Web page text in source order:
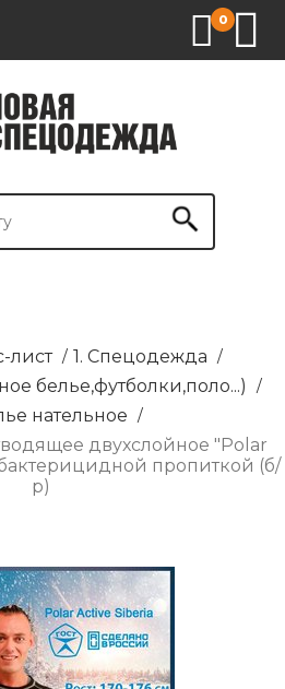
0
лист / 1. Спецодежда /
белье,футболки,поло...) /
нательное /
двухслойное "Polar
пропиткой (б/
р)